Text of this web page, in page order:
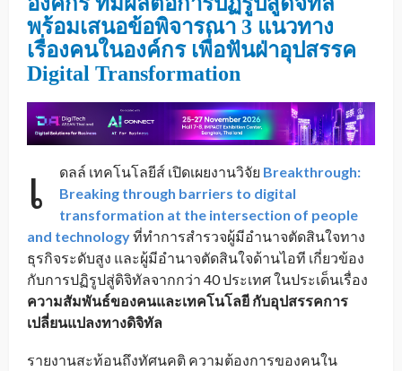
พร้อมเสนอข้อพิจารณา 3 แนวทาง
เรื่องคนในองค์กร เพื่อฟันฝ่าอุปสรรค
Digital Transformation
เ ดลล์ เทคโนโลยีส์ เปิดเผยงานวิจัย Breakthrough:
Breaking through barriers to digital
transformation at the intersection of people
and technologyที่ทำการสำรวจผู้มีอำนาจตัดสินใจทาง
ธุรกิจระดับสูง และผู้มีอำนาจตัดสินใจด้านไอที เกี่ยวข้อง
กับการปฏิรูปสู่ดิจิทัลจากกว่า 40 ประเทศ ในประเด็นเรื่อง
ความสัมพันธ์ของคนและเทคโนโลยี กับอุปสรรคการ
เปลี่ยนแปลงทางดิจิทัล
รายงานสะท้อนถึงทัศนคติ ความต้องการของคนใน